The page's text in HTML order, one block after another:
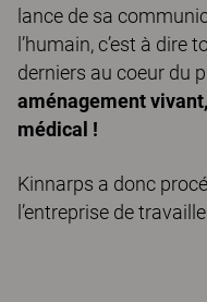
lance de sa
l’humain, c’est à
derniers au coeur du
aménagement
médical !
Kinnarps a donc
l’entreprise de